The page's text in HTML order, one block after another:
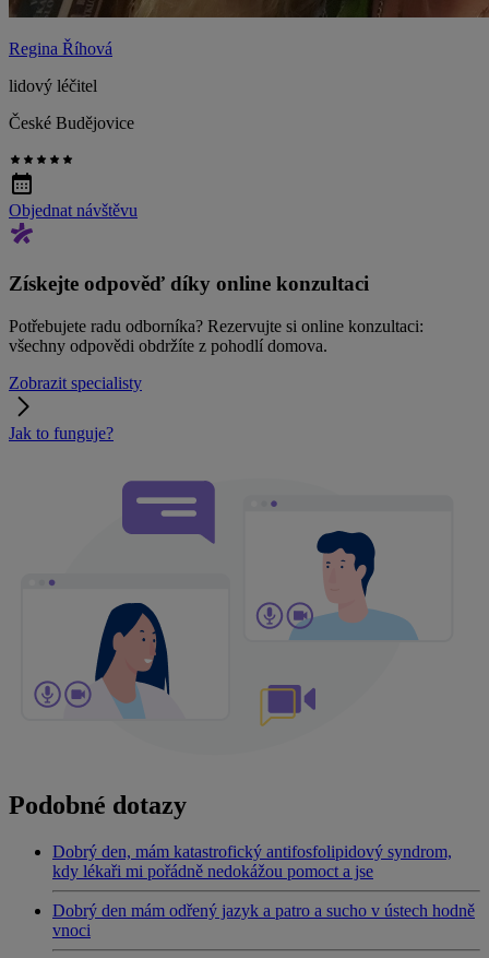
Regina Říhová
lidový léčitel
České Budějovice
Objednat návštěvu
Získejte odpověď díky online konzultaci
Potřebujete radu odborníka? Rezervujte si online konzultaci:
všechny odpovědi obdržíte z pohodlí domova.
Zobrazit specialisty
Jak to funguje?
Podobné dotazy
Dobrý den, mám katastrofický antifosfolipidový syndrom,
kdy lékaři mi pořádně nedokážou pomoct a jse
Dobrý den mám odřený jazyk a patro a sucho v ústech hodně
vnoci